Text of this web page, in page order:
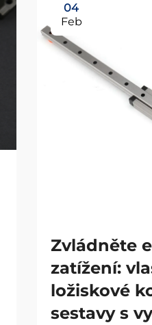
04
Feb
Zvládněte
zatížení:
ložiskové
sestavy s